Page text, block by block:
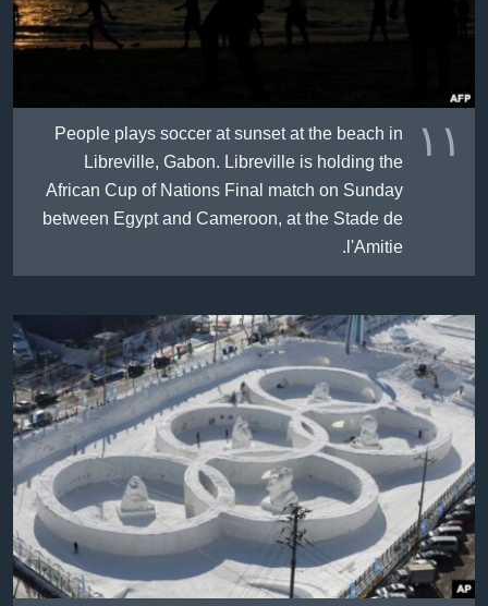
١١
People plays soccer at sunset at the beach in
Libreville, Gabon. Libreville is holding the
African Cup of Nations Final match on Sunday
between Egypt and Cameroon, at the Stade de
l'Amitie.